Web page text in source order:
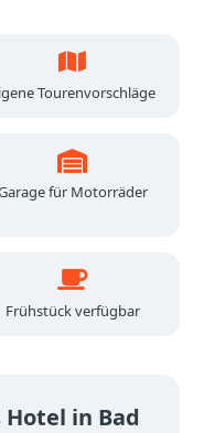
Tourenvorschläge
für Motorräder
Frühstück verfügbar
in Bad